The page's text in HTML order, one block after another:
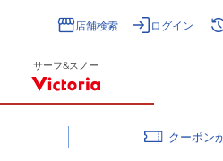
店舗検索 ログイン
サーフ&スノー
クーポン